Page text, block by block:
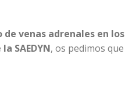
venas adrenales en los
SAEDYN, os pedimos que